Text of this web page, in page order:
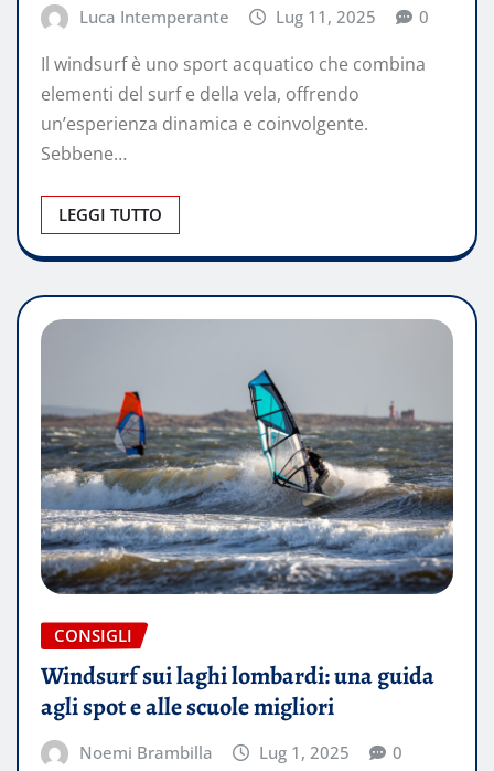
Luca Intemperante Lug 11, 2025 0
Il windsurf è uno sport acquatico che combina
elementi del surf e della vela, offrendo
un’esperienza dinamica e coinvolgente.
Sebbene…
LEGGI TUTTO
CONSIGLI
Windsurf sui laghi lombardi: una guida
agli spot e alle scuole migliori
Noemi Brambilla Lug 1, 2025 0